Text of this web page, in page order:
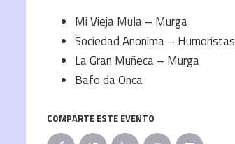
Mi Vieja Mula – Murga
Sociedad Anonima – Humoristas
La Gran Muñeca – Murga
Bafo da Onca
COMPARTE ESTE EVENTO